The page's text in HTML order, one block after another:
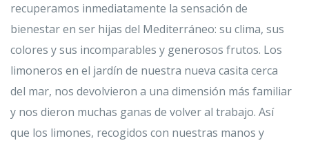
recuperamos inmediatamente la sensación de
bienestar en ser hijas del Mediterráneo: su clima, sus
colores y sus incomparables y generosos frutos. Los
limoneros en el jardín de nuestra nueva casita cerca
del mar, nos devolvieron a una dimensión más familiar
y nos dieron muchas ganas de volver al trabajo. Así
que los limones, recogidos con nuestras manos y